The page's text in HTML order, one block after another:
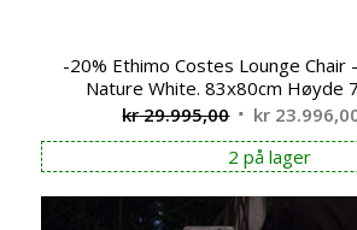
-20% Ethimo Costes Lounge Chair
Nature White. 83x80cm Høyde
kr29.995,00 Opprinnelig
pris
var:
kr 29.995,00.
kr
2 på lager